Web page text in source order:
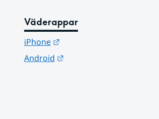
Väderappar
iPhone
Länk till annan webbplats.
Android
Länk till annan webbplats.